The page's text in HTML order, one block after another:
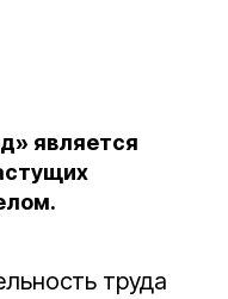
является
труда